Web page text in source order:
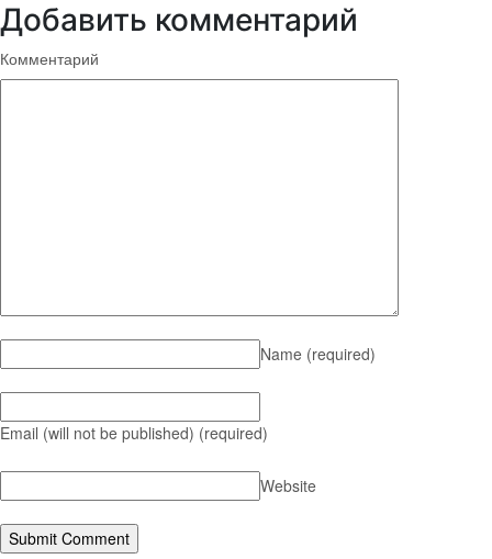
Добавить комментарий
Комментарий
Name (required)
Email (will not be published) (required)
Website